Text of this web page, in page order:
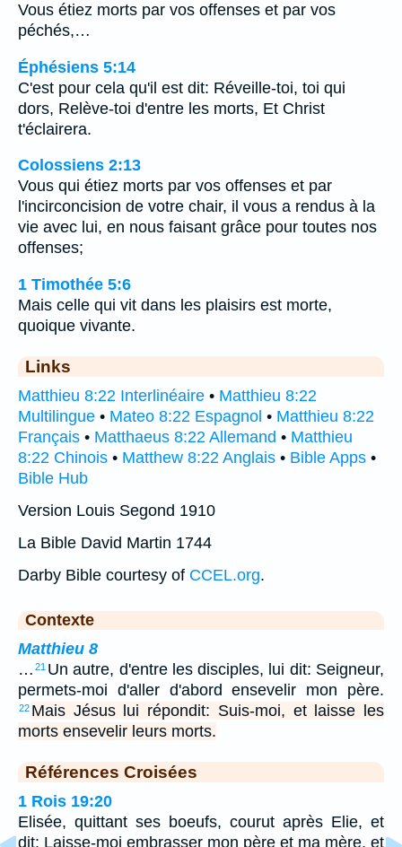
Vous étiez morts par vos offenses et par vos
péchés,…
Éphésiens 5:14
C'est pour cela qu'il est dit: Réveille-toi, toi qui
dors, Relève-toi d'entre les morts, Et Christ
t'éclairera.
Colossiens 2:13
Vous qui étiez morts par vos offenses et par
l'incirconcision de votre chair, il vous a rendus à la
vie avec lui, en nous faisant grâce pour toutes nos
offenses;
1 Timothée 5:6
Mais celle qui vit dans les plaisirs est morte,
quoique vivante.
Links
Matthieu 8:22 Interlinéaire • Matthieu 8:22
Multilingue • Mateo 8:22 Espagnol • Matthieu 8:22
Français • Matthaeus 8:22 Allemand • Matthieu
8:22 Chinois • Matthew 8:22 Anglais • Bible Apps •
Bible Hub
Version Louis Segond 1910
La Bible David Martin 1744
Darby Bible courtesy of CCEL.org.
Contexte
Matthieu 8
… 21 Un autre, d'entre les disciples, lui dit: Seigneur,
permets-moi d'aller d'abord ensevelir mon père.
22 Mais Jésus lui répondit: Suis-moi, et laisse les
morts ensevelir leurs morts.
Références Croisées
1 Rois 19:20
Elisée, quittant ses boeufs, courut après Elie, et
dit: Laisse-moi embrasser mon père et ma mère, et